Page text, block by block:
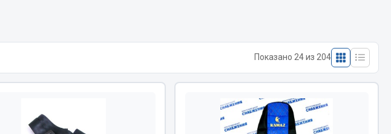
Брызговики
Вентиляторы кабины
Масла
Охладжающие жидкости
Показано 24 из 204